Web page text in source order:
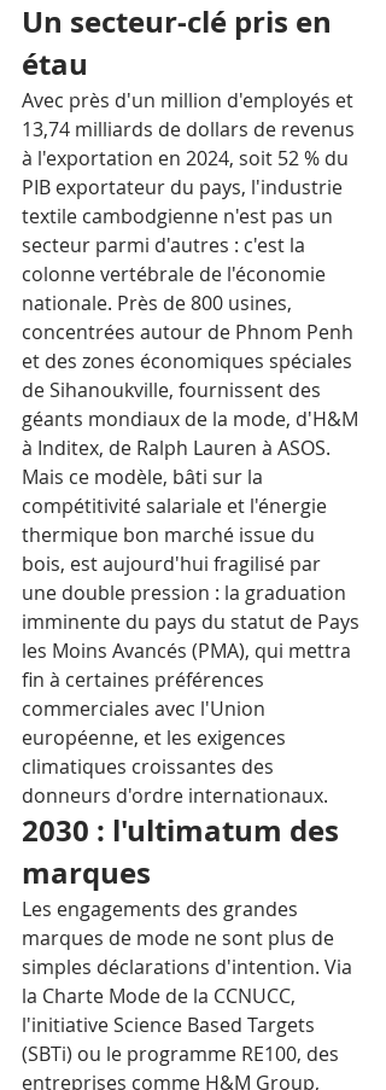
Un secteur-clé pris en
étau
Avec près d'un million d'employés et
13,74 milliards de dollars de revenus
à l'exportation en 2024, soit 52 % du
PIB exportateur du pays, l'industrie
textile cambodgienne n'est pas un
secteur parmi d'autres : c'est la
colonne vertébrale de l'économie
nationale. Près de 800 usines,
concentrées autour de Phnom Penh
et des zones économiques spéciales
de Sihanoukville, fournissent des
géants mondiaux de la mode, d'H&M
à Inditex, de Ralph Lauren à ASOS.
Mais ce modèle, bâti sur la
compétitivité salariale et l'énergie
thermique bon marché issue du
bois, est aujourd'hui fragilisé par
une double pression : la graduation
imminente du pays du statut de Pays
les Moins Avancés (PMA), qui mettra
fin à certaines préférences
commerciales avec l'Union
européenne, et les exigences
climatiques croissantes des
donneurs d'ordre internationaux.
2030 : l'ultimatum des
marques
Les engagements des grandes
marques de mode ne sont plus de
simples déclarations d'intention. Via
la Charte Mode de la CCNUCC,
l'initiative Science Based Targets
(SBTi) ou le programme RE100, des
entreprises comme H&M Group,